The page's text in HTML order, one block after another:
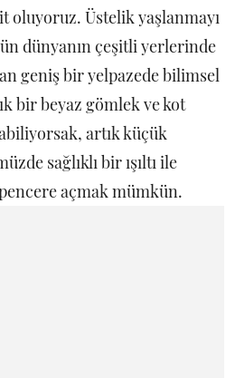
oluyoruz. Üstelik yaşlanmayı
dünyanın çeşitli yerlerinde
geniş bir yelpazede bilimsel
bir beyaz gömlek ve kot
artık küçük
sağlıklı bir ışıltı ile
açmak mümkün.